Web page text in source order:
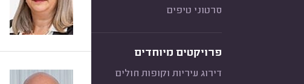
סרטוני טיפים
פרויקטים מיוחדים
דירוג עיריות וקופות חולים